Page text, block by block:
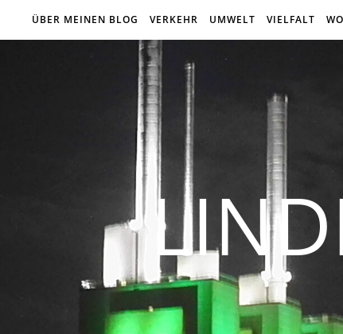
ÜBER MEINEN BLOG VERKEHR UMWELT VIELFALT